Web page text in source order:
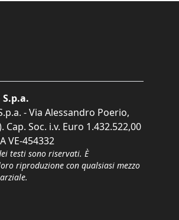
- Via Alessandro Poerio,
Cap. Soc. i.v. Euro 1.432.522,00
VE-454332
testi sono riservati. È
riproduzione con qualsiasi mezzo